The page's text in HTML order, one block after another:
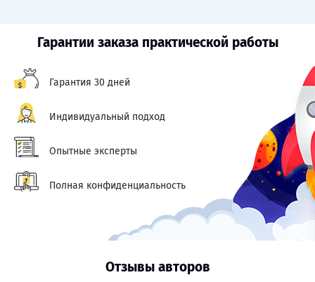
Гарантии заказа практической работы
Гарантия 30 дней
Индивидуальный подход
Опытные эксперты
Полная конфиденциальность
Отзывы авторов